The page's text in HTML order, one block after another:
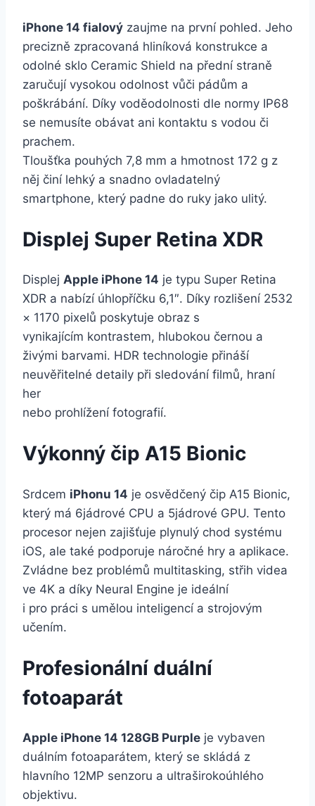
iPhone 14 fialový zaujme na první pohled. Jeho
precizně zpracovaná hliníková konstrukce a
odolné sklo Ceramic Shield na přední straně
zaručují vysokou odolnost vůči pádům a
poškrábání. Díky voděodolnosti dle normy IP68
se nemusíte obávat ani kontaktu s vodou či
prachem.
Tloušťka pouhých 7,8 mm a hmotnost 172 g z
něj činí lehký a snadno ovladatelný
smartphone, který padne do ruky jako ulitý.
Displej Super Retina XDR
Displej Apple iPhone 14 je typu Super Retina
XDR a nabízí úhlopříčku 6,1″. Díky rozlišení 2532
× 1170 pixelů poskytuje obraz s
vynikajícím kontrastem, hlubokou černou a
živými barvami. HDR technologie přináší
neuvěřitelné detaily při sledování filmů, hraní
her
nebo prohlížení fotografií.
Výkonný čip A15 Bionic
Srdcem iPhonu 14 je osvědčený čip A15 Bionic,
který má 6jádrové CPU a 5jádrové GPU. Tento
procesor nejen zajišťuje plynulý chod systému
iOS, ale také podporuje náročné hry a aplikace.
Zvládne bez problémů multitasking, střih videa
ve 4K a díky Neural Engine je ideální
i pro práci s umělou inteligencí a strojovým
učením.
Profesionální duální
fotoaparát
Apple iPhone 14 128GB Purple je vybaven
duálním fotoaparátem, který se skládá z
hlavního 12MP senzoru a ultraširokoúhlého
objektivu.